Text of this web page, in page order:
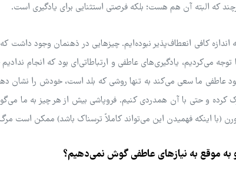
که البته آن هم هست؛ بلکه فرصتی استثنایی برای یادگیری است.
کافی انعطاف‌پذیر نبوده‌ایم. چیزهایی در ذهنمان وجود داشت
می‌کردیم، یادگیری‌های عاطفی و ارتباطاتی‌ای بود که انجام
عاطفی ما سعی می‌کند به تنها روشی که بلد است، خودش را نشان
و حتی با آن همدردی کنیم. فروپاشی بیش از هر چیز به ما
صورن (با اینکه فهمیدن این می‌تواند کاملاً ترسناک باشد) ممکن است
به موقع به نیازهای عاطفی گوش نمی‌دهیم؟